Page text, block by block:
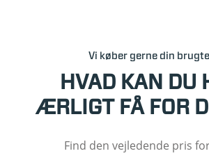
Vi køber gerne din brugte
HVAD KAN DU
ÆRLIGT FÅ FOR
Find den vejledende pris